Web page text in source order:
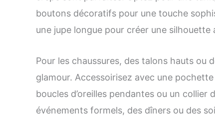
boutons décoratifs pour une touche
une jupe longue pour créer une silhouette
Pour les chaussures, des talons hauts
glamour. Accessoirisez avec une
boucles d’oreilles pendantes ou un
événements formels, des dîners ou des